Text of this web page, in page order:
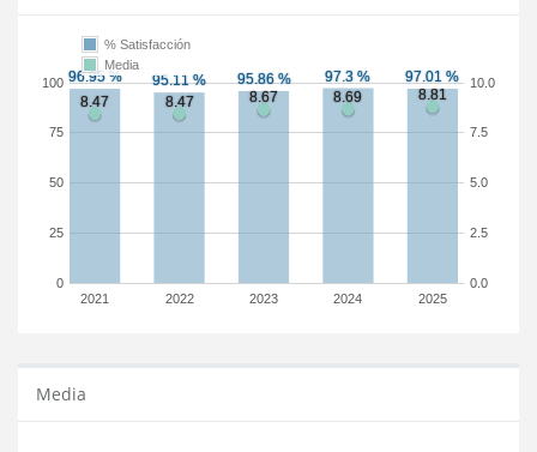
2021 2022 2023 2024 2025
0
25
50
75
100
0.0
2.5
5.0
7.5
10.0
% Satisfacción
Media
Media